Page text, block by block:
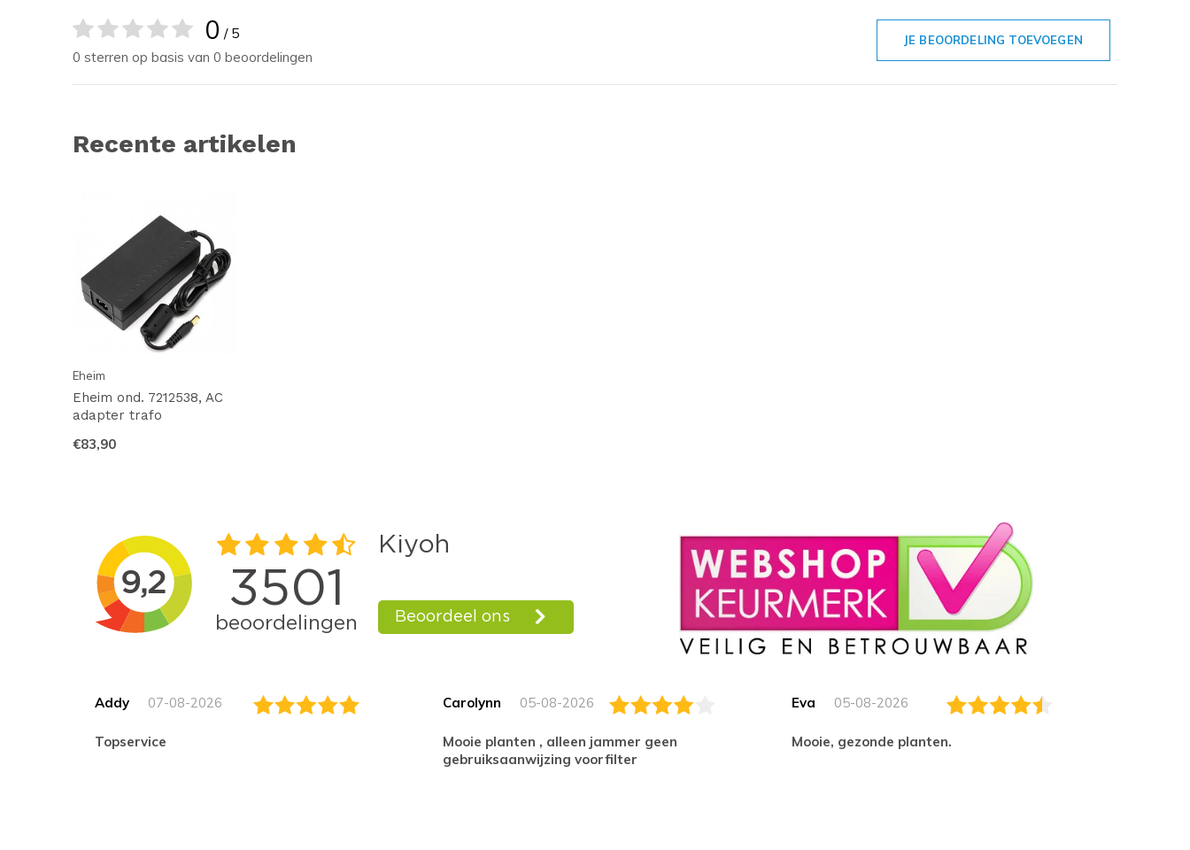
0 / 5
0 sterren op basis van 0 beoordelingen
JE BEOORDELING TOEVOEGEN
Recente artikelen
Eheim
Eheim ond. 7212538, AC
adapter trafo
€83,90
Addy 07-08-2026
topservice
Carolynn 05-08-2026
Mooie planten , alleen jammer geen
gebruiksaanwijzing voorfilter
Eva 05-08-2026
Mooie, gezonde planten.